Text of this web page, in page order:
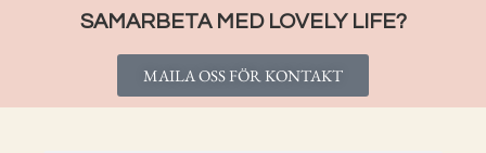
SAMARBETA MED LOVELY LIFE?
MAILA OSS FÖR KONTAKT